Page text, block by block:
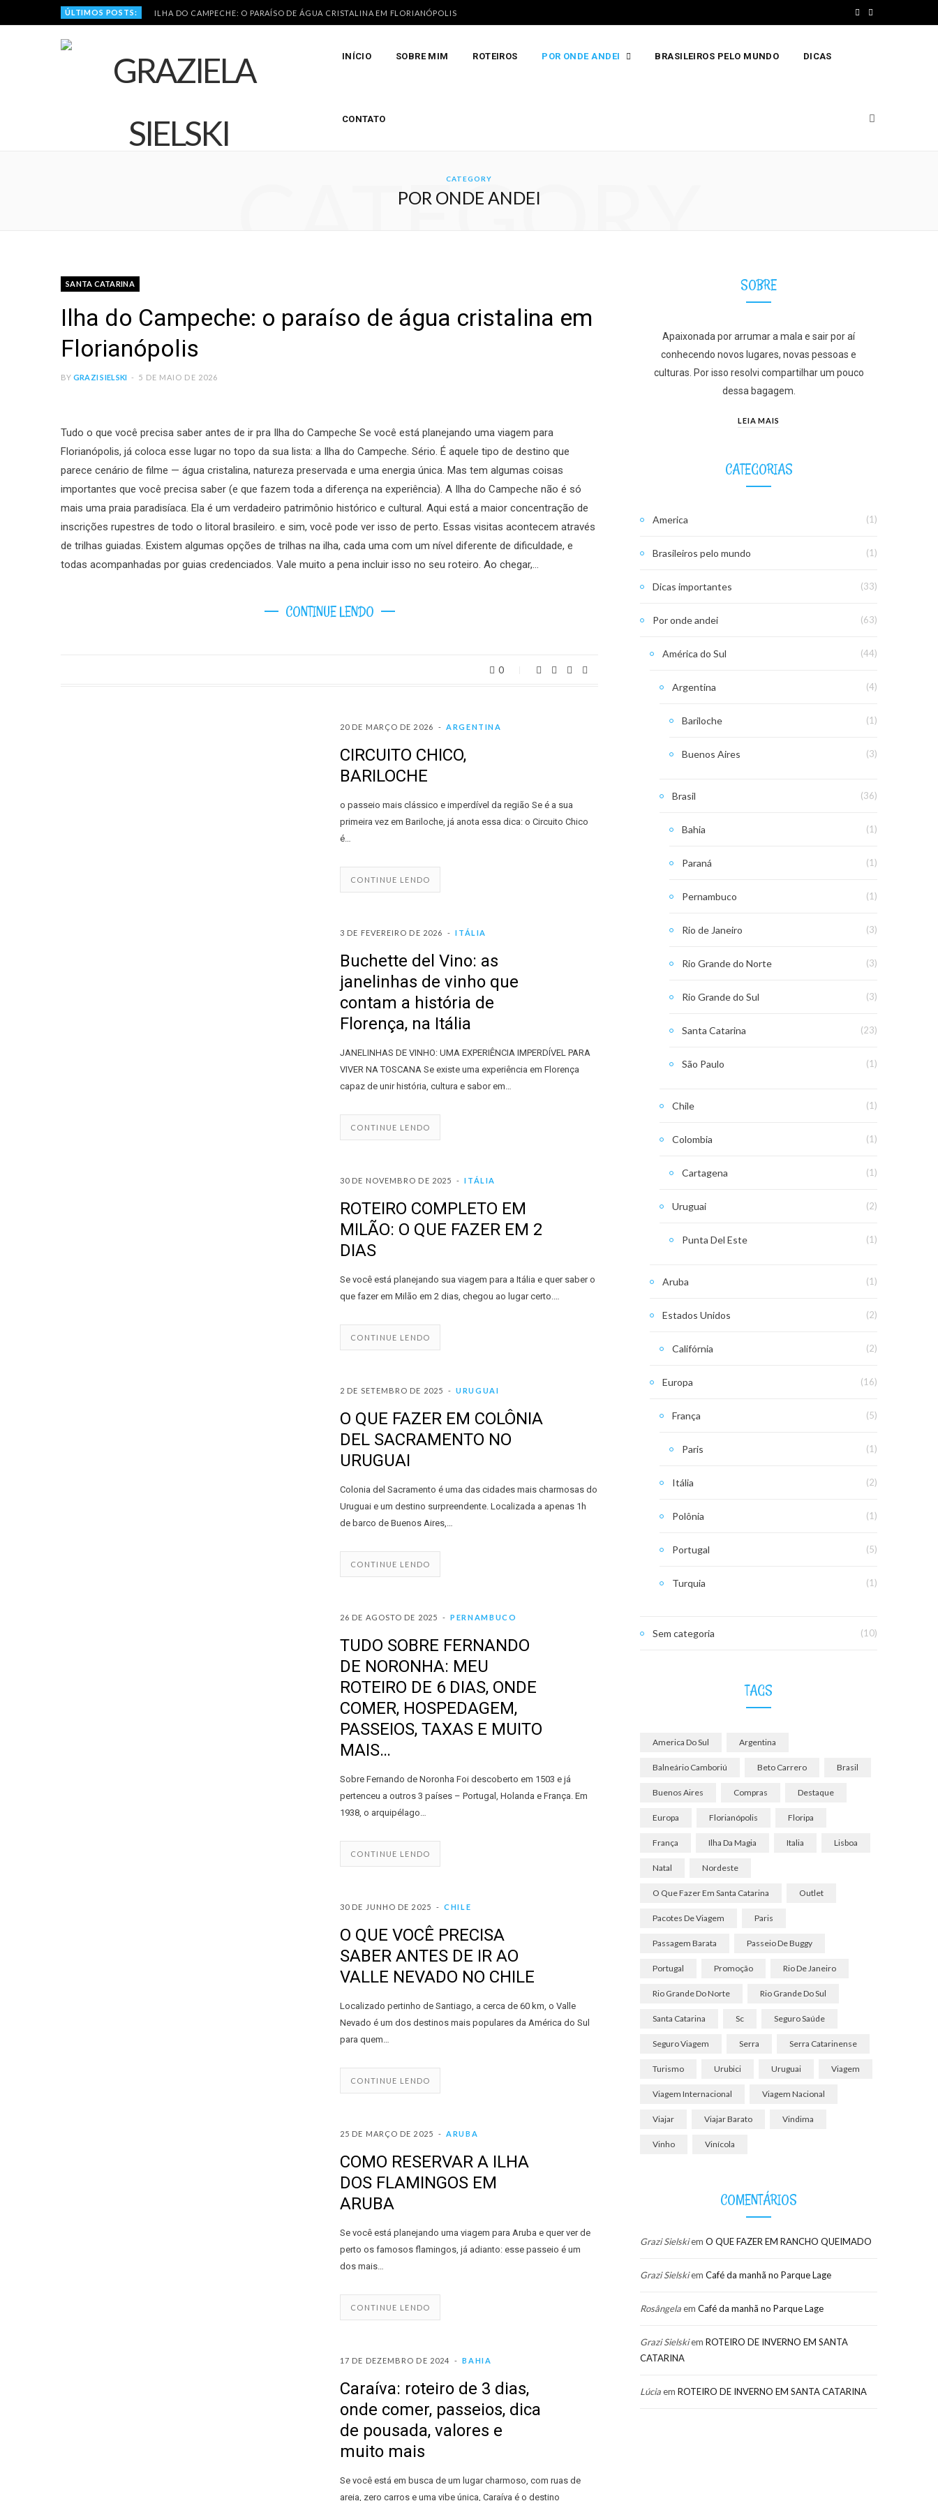
ÚLTIMOS POSTS: ILHA DO CAMPECHE: O PARAÍSO DE ÁGUA CRISTALINA EM FLORIANÓPOLIS
a
INÍCIO SOBRE MIM ROTEIROS POR ONDE ANDEI BRASILEIROS PELO MUNDO DICAS
CONTATO
CATEGORY
POR ONDE ANDEI
CATEGORY
SANTA CATARINA
Ilha do Campeche: o paraíso de água cristalina em
Florianópolis
BY GRAZI SIELSKI 5 DE MAIO DE 2026
Tudo o que você precisa saber antes de ir pra Ilha do Campeche Se você está planejando uma viagem para
Florianópolis, já coloca esse lugar no topo da sua lista: a Ilha do Campeche. Sério. É aquele tipo de destino que
parece cenário de filme — água cristalina, natureza preservada e uma energia única. Mas tem algumas coisas
importantes que você precisa saber (e que fazem toda a diferença na experiência). A Ilha do Campeche não é só
mais uma praia paradisíaca. Ela é um verdadeiro patrimônio histórico e cultural. Aqui está a maior concentração de
inscrições rupestres de todo o litoral brasileiro. e sim, você pode ver isso de perto. Essas visitas acontecem através
de trilhas guiadas. Existem algumas opções de trilhas na ilha, cada uma com um nível diferente de dificuldade, e
todas acompanhadas por guias credenciados. Vale muito a pena incluir isso no seu roteiro. Ao chegar,…
CONTINUE LENDO
0
ARGENTINA
20 DE MARÇO DE 2026
CIRCUITO CHICO,
BARILOCHE
o passeio mais clássico e imperdível da região Se é a sua
primeira vez em Bariloche, já anota essa dica: o Circuito Chico
é…
CONTINUE LENDO
ITÁLIA
3 DE FEVEREIRO DE 2026
Buchette del Vino: as
janelinhas de vinho que
contam a história de
Florença, na Itália
JANELINHAS DE VINHO: UMA EXPERIÊNCIA IMPERDÍVEL PARA
VIVER NA TOSCANA Se existe uma experiência em Florença
capaz de unir história, cultura e sabor em…
CONTINUE LENDO
ITÁLIA
30 DE NOVEMBRO DE 2025
ROTEIRO COMPLETO EM
MILÃO: O QUE FAZER EM 2
DIAS
Se você está planejando sua viagem para a Itália e quer saber o
que fazer em Milão em 2 dias, chegou ao lugar certo.…
CONTINUE LENDO
URUGUAI
2 DE SETEMBRO DE 2025
O QUE FAZER EM COLÔNIA
DEL SACRAMENTO NO
URUGUAI
Colonia del Sacramento é uma das cidades mais charmosas do
Uruguai e um destino surpreendente. Localizada a apenas 1h
de barco de Buenos Aires,…
CONTINUE LENDO
PERNAMBUCO
26 DE AGOSTO DE 2025
TUDO SOBRE FERNANDO
DE NORONHA: MEU
ROTEIRO DE 6 DIAS, ONDE
COMER, HOSPEDAGEM,
PASSEIOS, TAXAS E MUITO
MAIS…
Sobre Fernando de Noronha Foi descoberto em 1503 e já
pertenceu a outros 3 países – Portugal, Holanda e França. Em
1938, o arquipélago…
CONTINUE LENDO
CHILE
30 DE JUNHO DE 2025
O QUE VOCÊ PRECISA
SABER ANTES DE IR AO
VALLE NEVADO NO CHILE
Localizado pertinho de Santiago, a cerca de 60 km, o Valle
Nevado é um dos destinos mais populares da América do Sul
para quem…
CONTINUE LENDO
ARUBA
25 DE MARÇO DE 2025
COMO RESERVAR A ILHA
DOS FLAMINGOS EM
ARUBA
Se você está planejando uma viagem para Aruba e quer ver de
perto os famosos flamingos, já adianto: esse passeio é um
dos mais…
CONTINUE LENDO
BAHIA
17 DE DEZEMBRO DE 2024
Caraíva: roteiro de 3 dias,
onde comer, passeios, dica
de pousada, valores e
muito mais
Se você está em busca de um lugar charmoso, com ruas de
areia, zero carros e uma vibe única, Caraíva é o destino
SOBRE
Apaixonada por arrumar a mala e sair por aí
conhecendo novos lugares, novas pessoas e
culturas. Por isso resolvi compartilhar um pouco
dessa bagagem.
LEIA MAIS
CATEGORIAS
America (1)
Brasileiros pelo mundo (1)
Dicas importantes (33)
Por onde andei (63)
América do Sul (44)
Argentina (4)
Bariloche (1)
Buenos Aires (3)
Brasil (36)
Bahia (1)
Paraná (1)
Pernambuco (1)
Rio de Janeiro (3)
Rio Grande do Norte (3)
Rio Grande do Sul (3)
Santa Catarina (23)
São Paulo (1)
Chile (1)
Colombia (1)
Cartagena (1)
Uruguai (2)
Punta Del Este (1)
Aruba (1)
Estados Unidos (2)
Califórnia (2)
Europa (16)
França (5)
Paris (1)
Itália (2)
Polônia (1)
Portugal (5)
Turquia (1)
Sem categoria (10)
TAGS
America Do Sul Argentina
Balneário Camboriú Beto Carrero Brasil
Buenos Aires Compras Destaque
Europa Florianópolis Floripa
França Ilha Da Magia Italia Lisboa
Natal Nordeste
O Que Fazer Em Santa Catarina Outlet
Pacotes De Viagem Paris
Passagem Barata Passeio De Buggy
Portugal Promoção Rio De Janeiro
Rio Grande Do Norte Rio Grande Do Sul
Santa Catarina Sc Seguro Saúde
Seguro Viagem Serra Serra Catarinense
Turismo Urubici Uruguai Viagem
Viagem Internacional Viagem Nacional
Viajar Viajar Barato Vindima
Vinho Vinícola
COMENTÁRIOS
Grazi Sielskiem O QUE FAZER EM RANCHO QUEIMADO
Grazi Sielskiem Café da manhã no Parque Lage
Rosângelaem Café da manhã no Parque Lage
Grazi Sielskiem ROTEIRO DE INVERNO EM SANTA
CATARINA
Lúciaem ROTEIRO DE INVERNO EM SANTA CATARINA